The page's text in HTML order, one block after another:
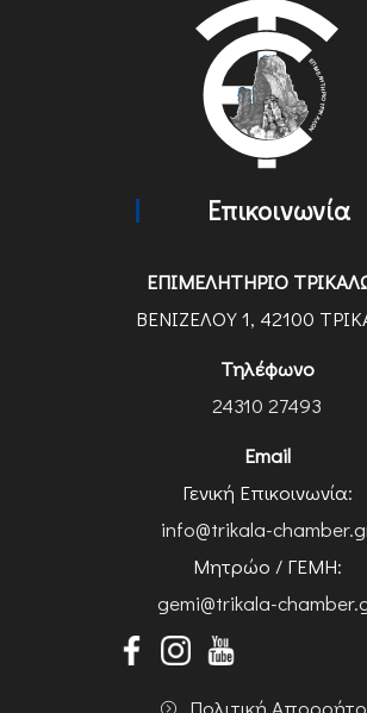
Επικοινωνία
ΕΠΙΜΕΛΗΤΗΡΙΟ
ΒΕΝΙΖΕΛΟΥ 1, 42100
Τηλέφωνο
24310 27493
Email
Γενική Επικοινωνία:
info@trikala-
Μητρώο / ΓΕΜΗ:
gemi@trikala-